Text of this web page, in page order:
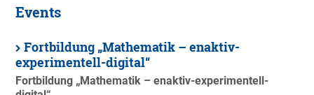
Events
Fortbildung „Mathematik – enaktiv-
experimentell-digital“
Fortbildung „Mathematik – enaktiv-experimentell-